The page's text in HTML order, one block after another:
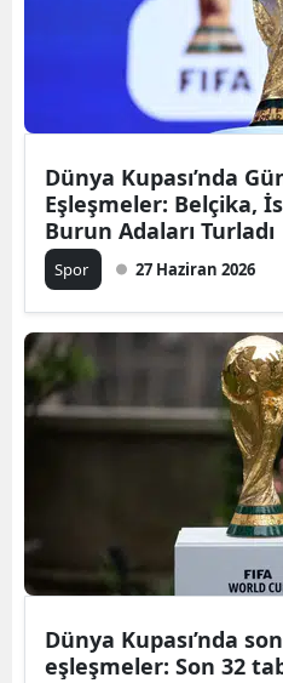
Dünya Kupası’nda
Eşleşmeler: Belçika,
Burun Adaları Turladı
Spor 27 Haziran 2026
Dünya Kupası’nda
eşleşmeler: Son 32